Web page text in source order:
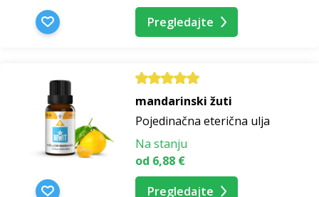
Pregledajte
mandarinski žuti
Pojedinačna eterična ulja
Na stanju
od 6,88 €
Pregledajte